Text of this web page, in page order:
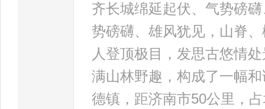
齐长城绵延起伏、气势磅
势磅礴、雄风犹见，山脊
人登顶极目，发思古悠情
满山林野趣，构成了一幅
德镇，距济南市50公里，